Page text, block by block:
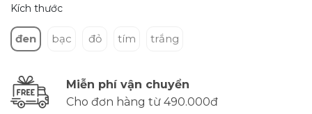
Kích thước
đen bạc đỏ tím trắng
Miễn phí vận chuyển
Cho đơn hàng từ 490.000đ